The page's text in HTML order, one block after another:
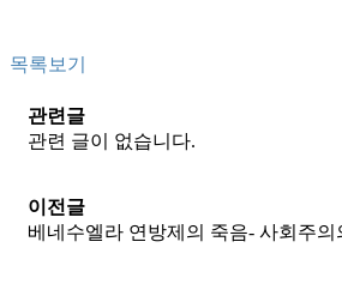
목록보기
관련글
관련 글이 없습니다.
이전글
베네수엘라 연방제의 죽음- 사회주의